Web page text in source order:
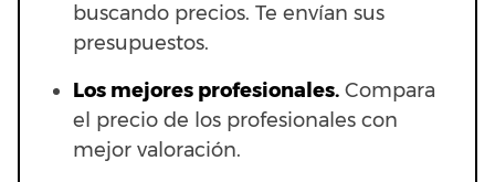
buscando precios. Te envían sus
presupuestos.
Los mejores profesionales. Compara
el precio de los profesionales con
mejor valoración.